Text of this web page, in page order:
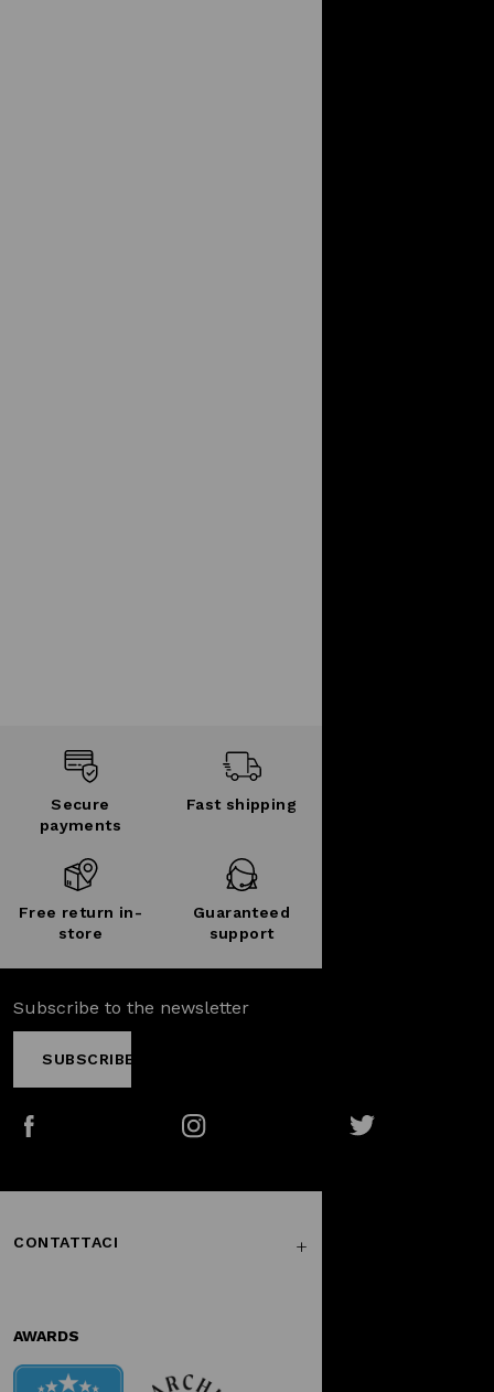
Secure
payments
Fast shipping
Free return in-
store
Guaranteed
support
Subscribe to the newsletter
SUBSCRIBE
CONTATTACI
AWARDS